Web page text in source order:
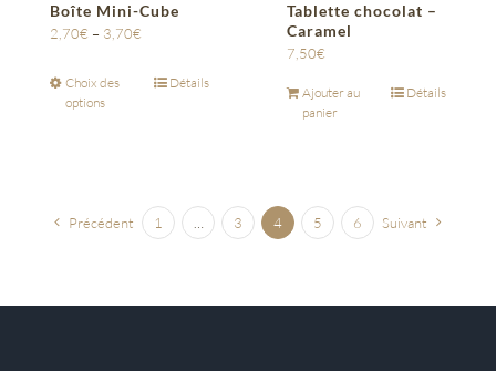
Boîte Mini-Cube
2,70€ – 3,70€
Choix des
options
Détails
Tablette chocolat –
Caramel
7,50€
Ajouter au
panier
Détails
Précédent 1 3 4 5 6 Suivant